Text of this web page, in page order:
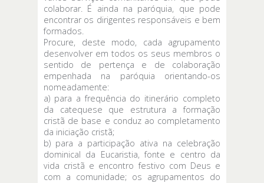
colaborar. É ainda na paróquia, que pode
encontrar os dirigentes responsáveis e bem
formados.
Procure, deste modo, cada agrupamento
desenvolver em todos os seus membros o
sentido de pertença e de colaboração
empenhada na paróquia orientando-os
nomeadamente:
a) para a frequência do itinerário completo
da catequese que estrutura a formação
cristã de base e conduz ao completamento
da iniciação cristã;
b) para a participação ativa na celebração
dominical da Eucaristia, fonte e centro da
vida cristã e encontro festivo com Deus e
com a comunidade; os agrupamentos do